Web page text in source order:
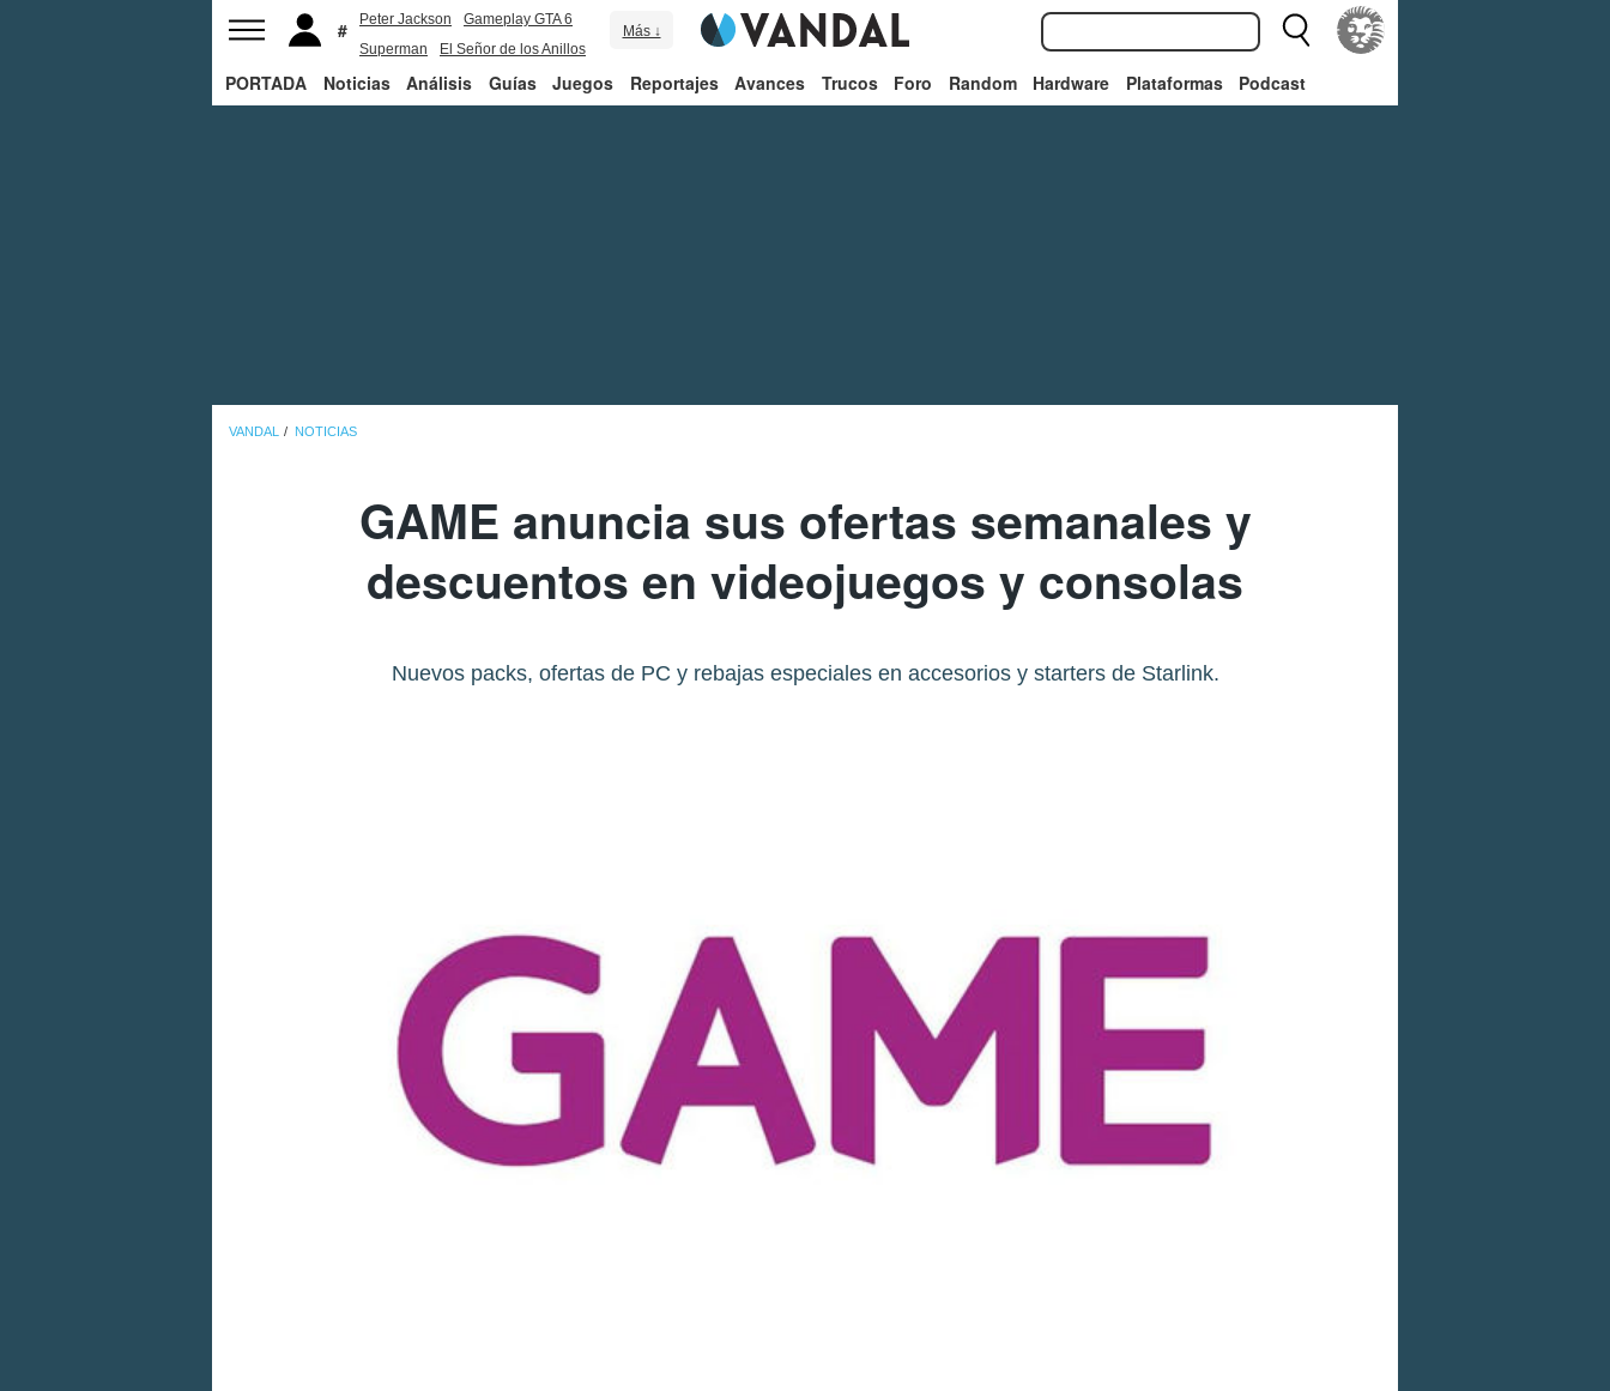
Peter Jackson
Gameplay GTA 6
Superman
El Señor de los Anillos
Más ↓
PORTADA Noticias Análisis Guías Juegos Reportajes Avances Trucos Foro Random Hardware Plataformas Podcast
VANDAL NOTICIAS
GAME anuncia sus ofertas semanales y
descuentos en videojuegos y consolas
Nuevos packs, ofertas de PC y rebajas especiales en accesorios y starters de Starlink.